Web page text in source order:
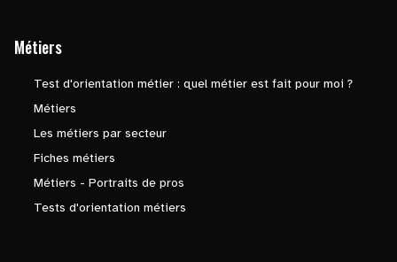
Métiers
Test d'orientation métier : quel métier est fait pour moi ?
Métiers
Les métiers par secteur
Fiches métiers
Métiers - Portraits de pros
Tests d'orientation métiers